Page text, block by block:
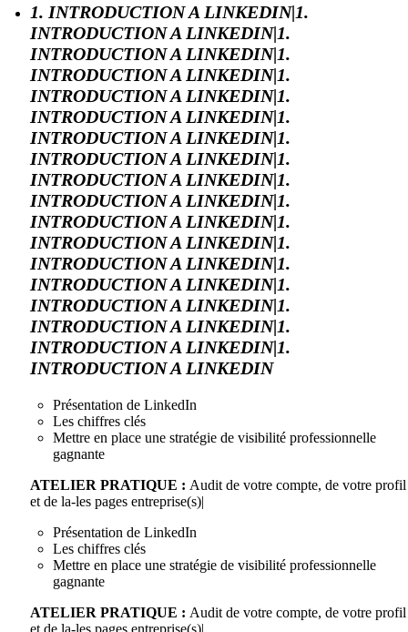
1. INTRODUCTION A LINKEDIN|1.
INTRODUCTION A LINKEDIN|1.
INTRODUCTION A LINKEDIN|1.
INTRODUCTION A LINKEDIN|1.
INTRODUCTION A LINKEDIN|1.
INTRODUCTION A LINKEDIN|1.
INTRODUCTION A LINKEDIN|1.
INTRODUCTION A LINKEDIN|1.
INTRODUCTION A LINKEDIN|1.
INTRODUCTION A LINKEDIN|1.
INTRODUCTION A LINKEDIN|1.
INTRODUCTION A LINKEDIN|1.
INTRODUCTION A LINKEDIN|1.
INTRODUCTION A LINKEDIN|1.
INTRODUCTION A LINKEDIN|1.
INTRODUCTION A LINKEDIN|1.
INTRODUCTION A LINKEDIN|1.
INTRODUCTION A LINKEDIN
Présentation de LinkedIn
Les chiffres clés
Mettre en place une stratégie de visibilité professionnelle
gagnante
ATELIER PRATIQUE : Audit de votre compte, de votre profil
et de la-les pages entreprise(s)|
Présentation de LinkedIn
Les chiffres clés
Mettre en place une stratégie de visibilité professionnelle
gagnante
ATELIER PRATIQUE : Audit de votre compte, de votre profil
et de la-les pages entreprise(s)|